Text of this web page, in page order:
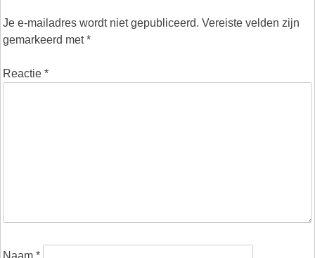
Je e-mailadres wordt niet gepubliceerd. Vereiste velden zijn
gemarkeerd met*
Reactie *
Naam *